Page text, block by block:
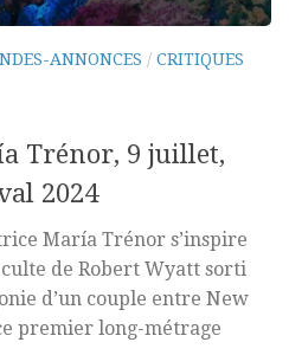
ANNONCES / CRITIQUES
Trénor, 9 juillet,
2024
María Trénor s’inspire
de Robert Wyatt sorti
d’un couple entre New
premier long-métrage